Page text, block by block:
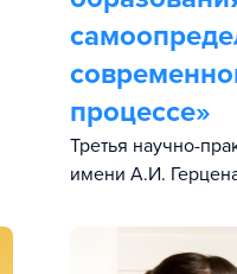
процессе»
Третья научно-
имени А.И.